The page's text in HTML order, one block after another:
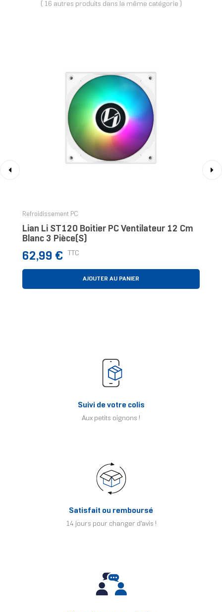
( 16 autres produits dans la même catégorie )
Refroidissement PC
Lian Li ST120 Boitier PC Ventilateur 12 Cm
Blanc 3 Pièce(s)
Prix
62,99 € TTC
AJOUTER AU PANIER
Suivi de votre colis
Aux petits oignons !
Satisfait ou remboursé
14 jours pour changer d'avis !